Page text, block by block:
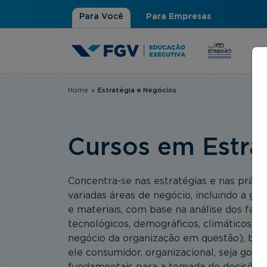
Para Você Para Empresas
Você está aqui
Home » Estratégia e Negócios
Cursos em
Concentra-se nas estratégias e nas
variadas áreas de negócio, incluindo a
e materiais, com base na análise dos
tecnológicos, demográficos, climáticos) e
negócio da organização em questão),
ele consumidor, organizacional, seja